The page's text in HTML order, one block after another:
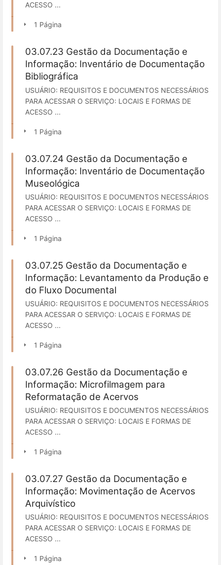
ACESSO ...
1 Página
03.07.23 Gestão da Documentação e
Informação: Inventário de Documentação
Bibliográfica
USUÁRIO: REQUISITOS E DOCUMENTOS NECESSÁRIOS
PARA ACESSAR O SERVIÇO: LOCAIS E FORMAS DE
ACESSO ...
1 Página
03.07.24 Gestão da Documentação e
Informação: Inventário de Documentação
Museológica
USUÁRIO: REQUISITOS E DOCUMENTOS NECESSÁRIOS
PARA ACESSAR O SERVIÇO: LOCAIS E FORMAS DE
ACESSO ...
1 Página
03.07.25 Gestão da Documentação e
Informação: Levantamento da Produção e
do Fluxo Documental
USUÁRIO: REQUISITOS E DOCUMENTOS NECESSÁRIOS
PARA ACESSAR O SERVIÇO: LOCAIS E FORMAS DE
ACESSO ...
1 Página
03.07.26 Gestão da Documentação e
Informação: Microfilmagem para
Reformatação de Acervos
USUÁRIO: REQUISITOS E DOCUMENTOS NECESSÁRIOS
PARA ACESSAR O SERVIÇO: LOCAIS E FORMAS DE
ACESSO ...
1 Página
03.07.27 Gestão da Documentação e
Informação: Movimentação de Acervos
Arquivístico
USUÁRIO: REQUISITOS E DOCUMENTOS NECESSÁRIOS
PARA ACESSAR O SERVIÇO: LOCAIS E FORMAS DE
ACESSO ...
1 Página